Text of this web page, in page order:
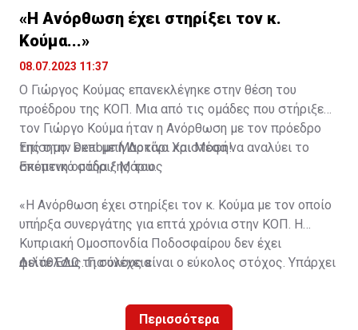
έξι γκολ».
«Η Ανόρθωση έχει στηρίξει τον κ.
Κούμα...»
08.07.2023 11:37
Ο Γιώργος Κούμας επανεκλέγηκε στην θέση του
προέδρου της ΚΟΠ. Μια από τις ομάδες που στήριξε
τον Γιώργο Κούμα ήταν η Ανόρθωση με τον πρόεδρο
της στην εκπομπή Δοκάρι και Μέσα να αναλύει το
σκεπτικό στήριξης του.
Επίσημο: Deal με Μαρτίνο Χριστοφή!
Επόμενη ομάδα / Μάριος
«Η Ανόρθωση έχει στηρίξει τον κ. Κούμα με τον οποίο
υπήρξα συνεργάτης για επτά χρόνια στην ΚΟΠ. Η
Κυπριακή Ομοσπονδία Ποδοσφαίρου δεν έχει
φιλάθλους. Για όλους είναι ο εύκολος στόχος. Υπάρχει
αριθμών των ομάδων, την δημιουργία του
ΔείτεΕΔΩτη συνέχεια
Περισσότερα